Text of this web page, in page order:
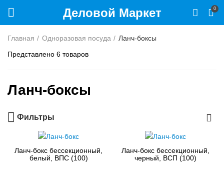
Деловой Маркет 0
Главная Одноразовая посуда
Ланч-боксы
Представлено 6 товаров
Ланч-боксы
Фильтры
Ланч-бокс бессекционный,
белый, ВПС (100)
Ланч-бокс бессекционный,
черный, ВСП (100)